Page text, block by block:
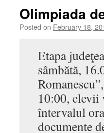
Olimpiada
Posted on February 18,
Etapa
sâmbătă,
10:00, elevii
întervalul
documente